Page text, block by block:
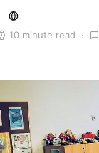
10 minute read